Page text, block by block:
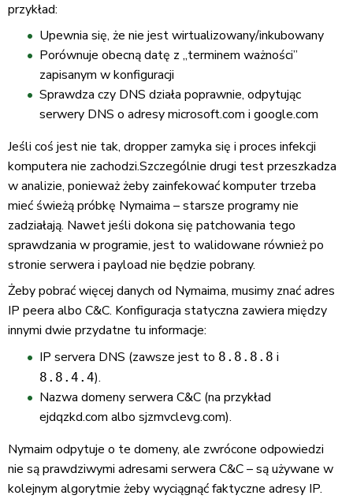
przykład:
Upewnia się, że nie jest wirtualizowany/inkubowany
Porównuje obecną datę z „terminem ważności”
zapisanym w konfiguracji
Sprawdza czy DNS działa poprawnie, odpytując
serwery DNS o adresy microsoft.com i google.com
Jeśli coś jest nie tak, dropper zamyka się i proces infekcji
komputera nie zachodzi.Szczególnie drugi test przeszkadza
w analizie, ponieważ żeby zainfekować komputer trzeba
mieć świeżą próbkę Nymaima – starsze programy nie
zadziałają. Nawet jeśli dokona się patchowania tego
sprawdzania w programie, jest to walidowane również po
stronie serwera i payload nie będzie pobrany.
Żeby pobrać więcej danych od Nymaima, musimy znać adres
IP peera albo C&C. Konfiguracja statyczna zawiera między
innymi dwie przydatne tu informacje:
IP servera DNS (zawsze jest to 8.8.8.8 i
8.8.4.4).
Nazwa domeny serwera C&C (na przykład
ejdqzkd.com albo sjzmvclevg.com).
Nymaim odpytuje o te domeny, ale zwrócone odpowiedzi
nie są prawdziwymi adresami serwera C&C – są używane w
kolejnym algorytmie żeby wyciągnąć faktyczne adresy IP.